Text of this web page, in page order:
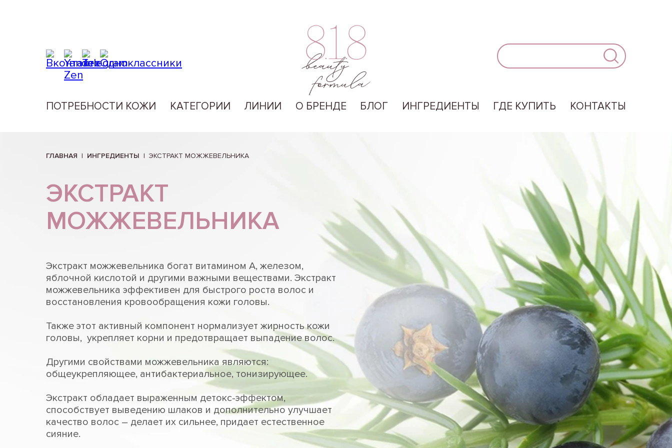
ПОТРЕБНОСТИ КОЖИ КАТЕГОРИИ ЛИНИИ О БРЕНДЕ БЛОГ ИНГРЕДИЕНТЫ ГДЕ КУПИТЬ КОНТАКТЫ
ГЛАВНАЯ | ИНГРЕДИЕНТЫ | ЭКСТРАКТ МОЖЖЕВЕЛЬНИКА
ЭКСТРАКТ
МОЖЖЕВЕЛЬНИКА
Экстракт можжевельника богат витамином А, железом,
яблочной кислотой и другими важными веществами. Экстракт
можжевельника эффективен для быстрого роста волос и
восстановления кровообращения кожи головы.
Также этот активный компонент нормализует жирность кожи
головы, укрепляет корни и предотвращает выпадение волос.
Другими свойствами можжевельника являются:
общеукрепляющее, антибактериальное, тонизирующее.
Экстракт обладает выраженным детокс-эффектом,
способствует выведению шлаков и дополнительно улучшает
качество волос – делает их сильнее, придает естественное
сияние.